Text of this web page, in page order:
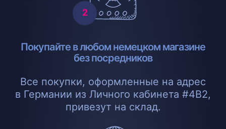
Покупайте в любом немецком магазине
без посредников
Все покупки, оформленные на адрес
в Германии из Личного кабинета #4B2,
привезут на склад.